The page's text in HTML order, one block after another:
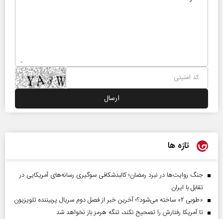
تازه ها
جنگ روایت‌ها در نبرد رمضان؛ کالبدشکافی سوگیری رسانه‌های آمریکایی در
تقابل با ایران
«طوبی ۲» ساخته می‌شود؟؛ آخرین خبر از فصل دوم سریال پربیننده تلویزیون
تا آمریکا رفتارش را تصحیح نکند، تنگه هرمز باز نخواهد شد